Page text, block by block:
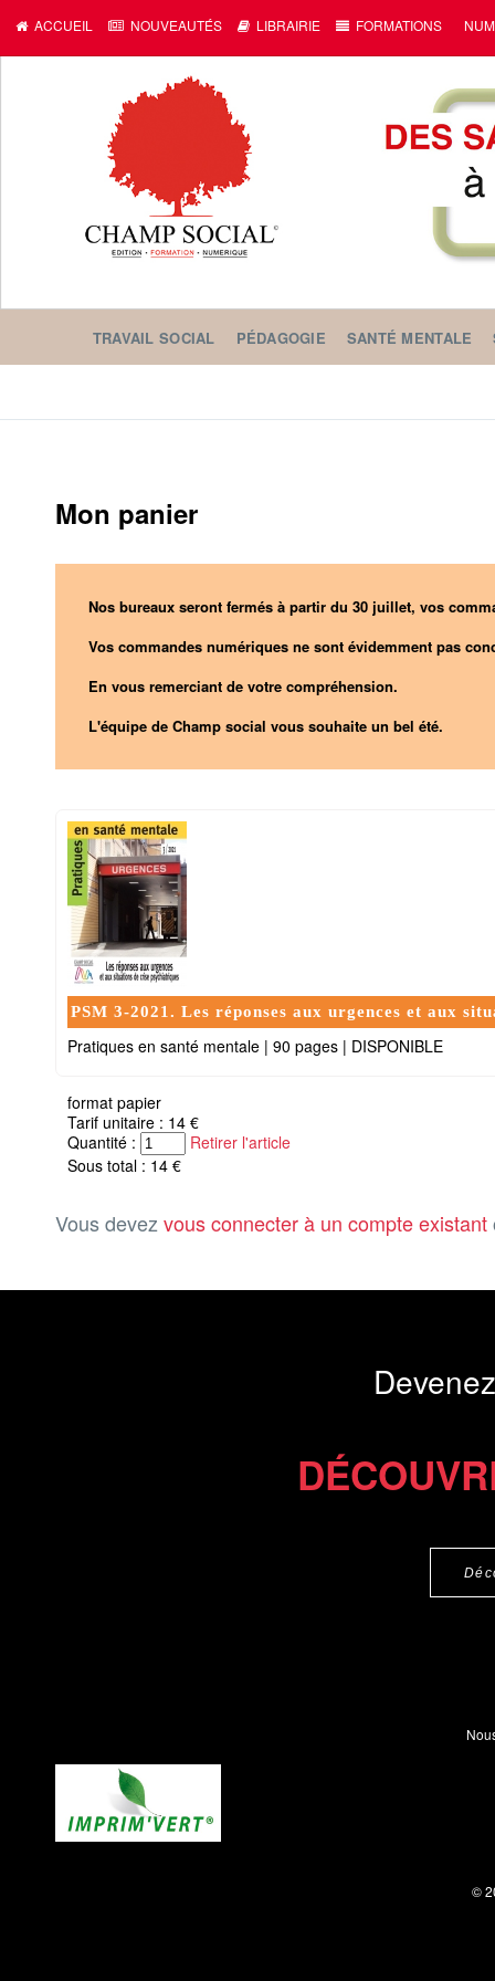
ACCUEIL NOUVEAUTÉS LIBRAIRIE FORMATIONS
TRAVAIL SOCIAL PÉDAGOGIE SANTÉ MENTALE
Mon panier
Nos bureaux seront fermés à partir du 30 juillet, vos
Vos commandes numériques ne sont évidemment pas
En vous remerciant de votre compréhension.
L'équipe de Champ social vous souhaite un bel été.
PSM 3-2021. Les réponses aux urgences et aux
Pratiques en santé mentale | 90 pages | DISPONIBLE
format papier
Tarif unitaire : 14 €
Quantité :
Retirer l'article
Sous total : 14 €
Vous devez vous connecter à un compte existant
©